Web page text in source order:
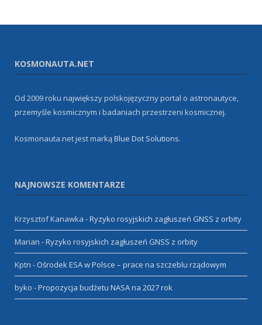
KOSMONAUTA.NET
Od 2009 roku największy polskojęzyczny portal o astronautyce,
przemyśle kosmicznym i badaniach przestrzeni kosmicznej.
Kosmonauta.net jest markąBlue Dot Solutions.
NAJNOWSZE KOMENTARZE
Krzysztof Kanawka -Ryzyko rosyjskich zagłuszeń GNSS z orbity
Marian -Ryzyko rosyjskich zagłuszeń GNSS z orbity
Kptn - Ośrodek ESA w Polsce – prace na szczeblu rządowym
byko -Propozycja budżetu NASA na 2027 rok